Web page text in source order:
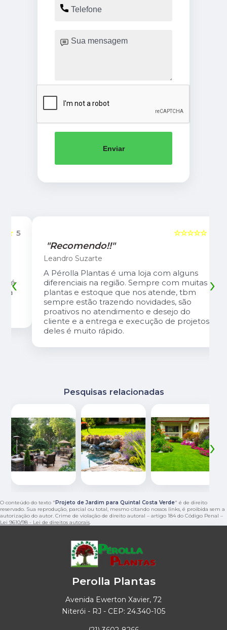
Enviar
5
☆☆☆☆☆
"Recomendo!!"
Leandro Suzarte
A Pérolla Plantas é uma loja com alguns
diferenciais na região. Sempre com muitas
plantas e estoque que nos atende, tbm
sempre estão trazendo novidades, são
proativos no atendimento e desejo do
cliente e a entrega e execução de projetos
deles é muito rápido.
‹ ›
Pesquisas relacionadas
‹ ›
O conteúdo do texto "Projeto de Jardim para Quintal Costa Verde" é de direito
reservado. Sua reprodução, parcial ou total, mesmo citando nossos links, é proibida sem a
autorização do autor. Crime de violação de direito autoral – artigo 184 do Código Penal –
Lei 9610/98 - Lei de direitos autorais.
Perolla Plantas
Avenida Ewerton Xavier, 72
Niterói - RJ - CEP: 24.340-105